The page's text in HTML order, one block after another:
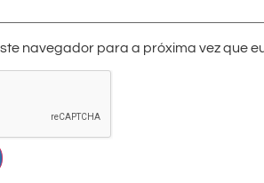
navegador para a próxima vez que